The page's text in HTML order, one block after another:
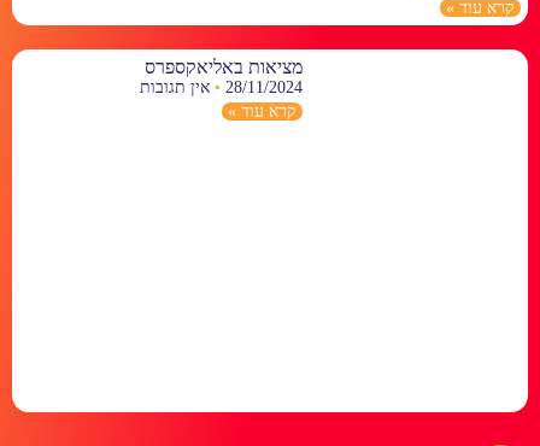
קרא עוד »
מציאות באליאקספרס
28/11/2024
אין תגובות
קרא עוד »